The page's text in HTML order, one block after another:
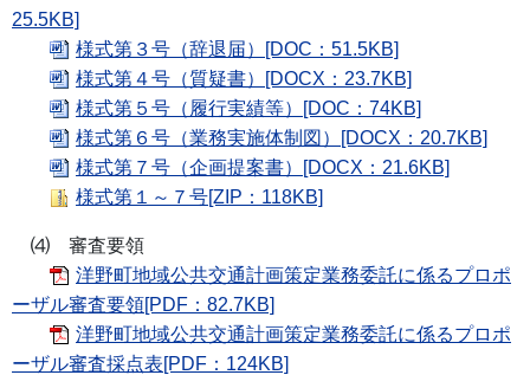
25.5KB]
様式第３号（辞退届）[DOC：51.5KB]
様式第４号（質疑書）[DOCX：23.7KB]
様式第５号（履行実績等）[DOC：74KB]
様式第６号（業務実施体制図）[DOCX：20.7KB]
様式第７号（企画提案書）[DOCX：21.6KB]
様式第１～７号[ZIP：118KB]
⑷ 審査要領
洋野町地域公共交通計画策定業務委託に係るプロポ
ーザル審査要領[PDF：82.7KB]
洋野町地域公共交通計画策定業務委託に係るプロポ
ーザル審査採点表[PDF：124KB]